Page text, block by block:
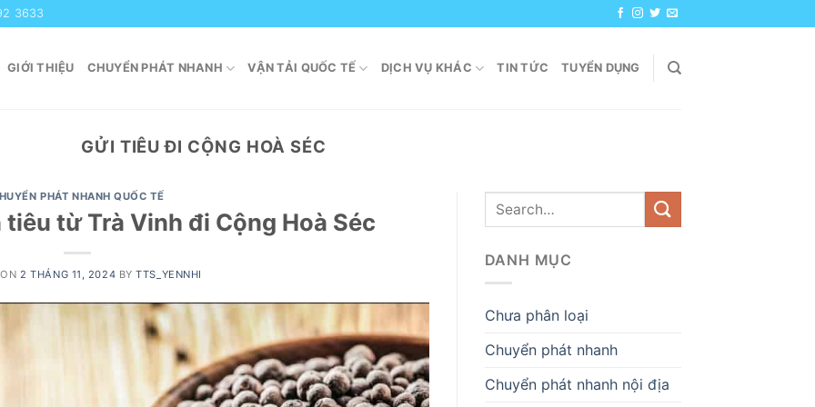
3633
GIỚI THIỆU CHUYỂN PHÁT NHANH VẬN TẢI QUỐC TẾ DỊCH VỤ KHÁC TIN TỨC TUYỂN DỤNG
GỬI TIÊU ĐI CỘNG HOÀ SÉC
PHÁT NHANH QUỐC TẾ
từ Trà Vinh đi Cộng Hoà Séc
2 THÁNG 11, 2024 BYTTS_YENNHI
DANH MỤC
Chưa phân loại
Chuyển phát nhanh
Chuyển phát nhanh nội địa